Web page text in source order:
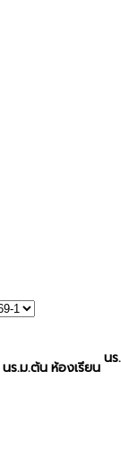
นร.ม.ต้นห้องเรียน
น